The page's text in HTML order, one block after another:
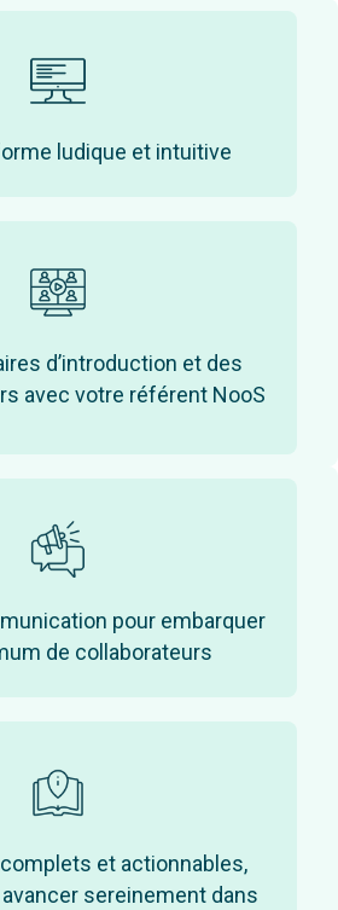
ludique et intuitive
d’introduction et des
avec votre référent NooS
pour embarquer
de collaborateurs
et actionnables,
sereinement dans